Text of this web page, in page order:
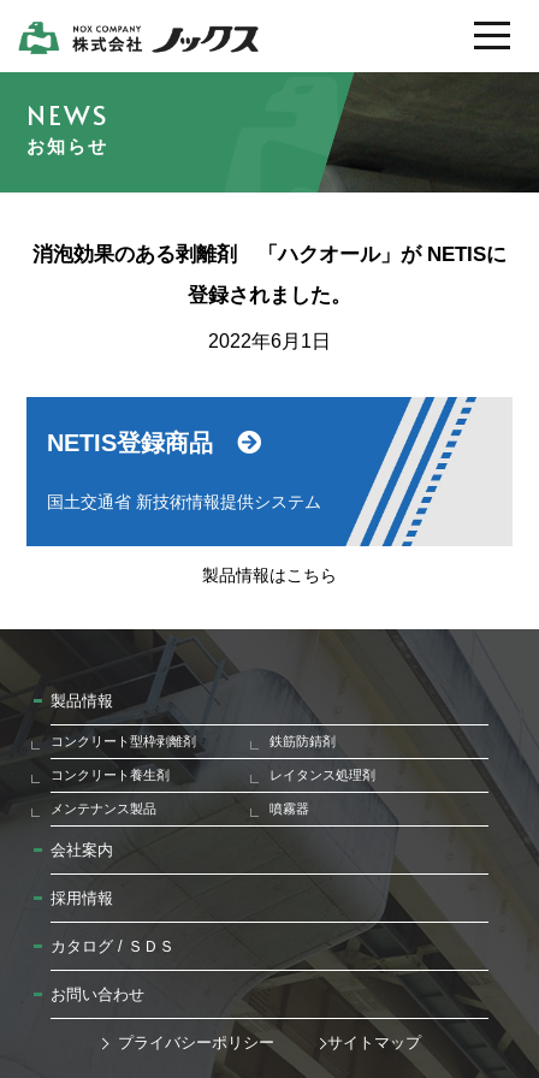
会社案内
採用情報
お問い合わせ
お知らせ
消泡効果のある剥離剤 「ハクオール」が NETISに
登録されました。
2022年6月1日
NETIS登録商品
国土交通省 新技術情報提供システム
製品情報はこちら
製品情報
コンクリート型枠剥離剤 鉄筋防錆剤
コンクリート養生剤 レイタンス処理剤
メンテナンス製品 噴霧器
会社案内
採用情報
カタログ / ＳＤＳ
お問い合わせ
プライバシーポリシー サイトマップ